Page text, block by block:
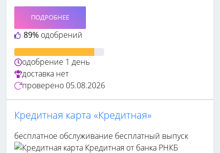
89% одобрений
ПОДРОБНЕЕ
одобрение 1 день
доставка нет
проверено 05.08.2026
Кредитная карта «Кредитная»
бесплатное обслуживание бесплатный выпуск